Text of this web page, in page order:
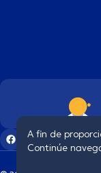
A fin de
Continúe